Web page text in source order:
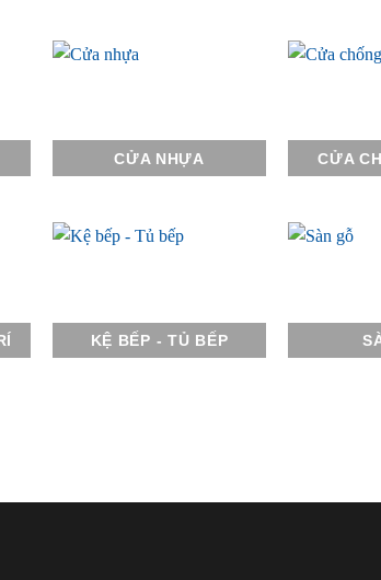
CỬA NHỰA CỬA
KỆ BẾP - TỦ BẾP